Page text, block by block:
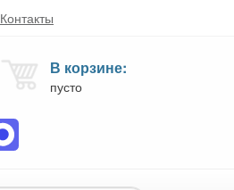
Контакты
В корзине:
пусто